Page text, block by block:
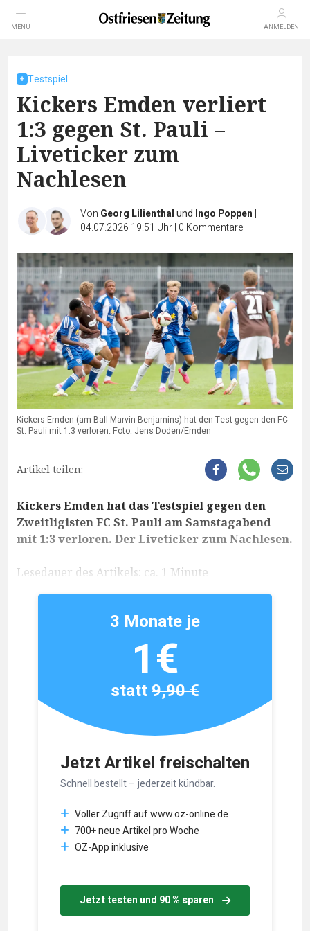
MENÜ ANMELDEN
Testspiel
Kickers Emden verliert
1:3 gegen St. Pauli –
Liveticker zum
Nachlesen
Von Georg Lilienthalund Ingo Poppen |
04.07.2026 19:51 Uhr| 0 Kommentare
Kickers Emden (am Ball Marvin Benjamins) hat den Test gegen den FC
St. Pauli mit 1:3 verloren. Foto: Jens Doden/Emden
Artikel teilen:
Kickers Emden hat das Testspiel gegen den
Zweitligisten FC St. Pauli am Samstagabend
mit 1:3 verloren. Der Liveticker zum Nachlesen.
Lesedauer des Artikels: ca. 1 Minute
Jetzt Artikel freischalten
Schnell bestellt – jederzeit kündbar.
Voller Zugriff auf www.oz-online.de
700+ neue Artikel pro Woche
OZ-App inklusive
Jetzt testen und 90 % sparen
3 Monate je
1€
statt9,90 €